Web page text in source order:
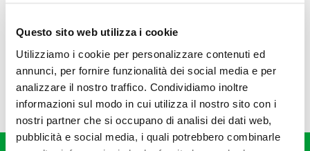
Questo sito web utilizza i cookie
Utilizziamo i cookie per personalizzare contenuti ed
annunci, per fornire funzionalità dei social media e per
analizzare il nostro traffico. Condividiamo inoltre
informazioni sul modo in cui utilizza il nostro sito con i
nostri partner che si occupano di analisi dei dati web,
pubblicità e social media, i quali potrebbero combinarle